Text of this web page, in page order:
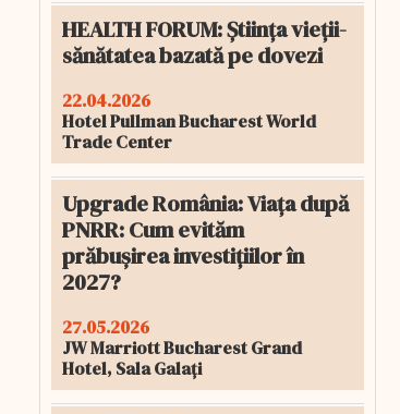
HEALTH FORUM: Știința vieții-
sănătatea bazată pe dovezi
22.04.2026
Hotel Pullman Bucharest World
Trade Center
Upgrade România: Viața după
PNRR: Cum evităm
prăbușirea investițiilor în
2027?
27.05.2026
JW Marriott Bucharest Grand
Hotel, Sala Galați